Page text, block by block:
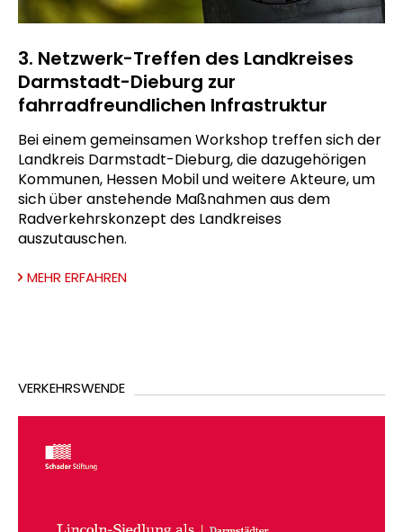
3. Netzwerk-Treffen des Landkreises
Darmstadt-Dieburg zur
fahrradfreundlichen Infrastruktur
Bei einem gemeinsamen Workshop treffen sich der
Landkreis Darmstadt-Dieburg, die dazugehörigen
Kommunen, Hessen Mobil und weitere Akteure, um
sich über anstehende Maßnahmen aus dem
Radverkehrskonzept des Landkreises
auszutauschen.
MEHR ERFAHREN
VERKEHRSWENDE